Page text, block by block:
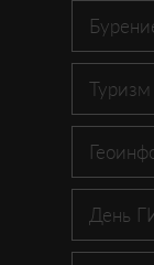
Туризм
День